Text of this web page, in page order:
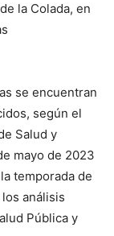
la Colada, en
se encuentran
según el
Salud y
mayo de 2023
temporada de
análisis
Pública y